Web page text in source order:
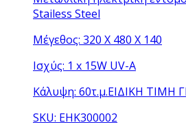
Stailess Steel
Μέγεθος: 320 X 480 X 140
Ισχύς: 1 x 15W UV-A
Κάλυψη: 60τ.μ.ΕΙΔΙΚΗ ΤΙΜΗ
SKU: ΕΗΚ300002